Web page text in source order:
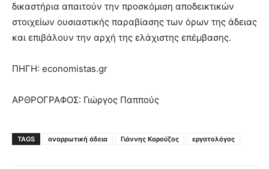
δικαστήρια απαιτούν την προσκόμιση αποδεικτικών
στοιχείων ουσιαστικής παραβίασης των όρων της άδειας
και επιβάλουν την αρχή της ελάχιστης επέμβασης.
ΠΗΓΗ: economistas.gr
ΑΡΘΡΟΓΡΑΦΟΣ: Γιώργος Παππούς
TAGS αναρρωτική άδεια Γιάννης Καρούζος εργατολόγος